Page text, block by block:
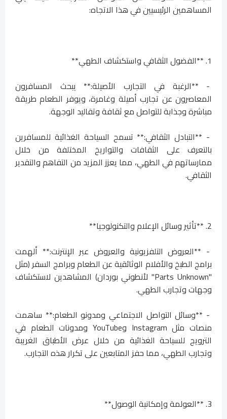
المساهمين الرئيسيين في هذا الاتجاه:
1. **الفضول الثقافي واستكشاف الطهي**
- **الرغبة في التجارب الأصيلة:** يبحث المسافرون
المعاصرون عن تجارب أصيلة وغامرة، ويوفر الطعام طريقة
مباشرة وجذابة للتواصل مع ثقافة وتقاليد الوجهة.
- **التبادل الثقافي:** تسمح السياحة الغذائية للمسافرين
بالتعرف على الثقافات والتواريخ المختلفة من خلال
ممارساتهم في الطهي، مما يعزز المزيد من التفاهم والتقدير
الثقافي.
2. **تأثير وسائل الإعلام والتكنولوجيا**
- **العروض التلفزيونية والعروض عبر الإنترنت:** ألهمت
برامج الطبخ والأفلام الوثائقية عن الطعام وبرامج السفر (مثل
"Parts Unknown" لأنطوني بوردان) المشاهدين لاستكشاف
وجهات وتجارب الطهي.
- **وسائل التواصل الاجتماعي ومدونو الطعام:** ساهمت
منصات مثل Instagram وYouTube ومدونات الطعام في
الترويج للسياحة الغذائية من خلال عرض الأطباق الغريبة
وتجارب الطهي، مما حفز المتابعين على تكرار هذه التجارب.
3. **العولمة وإمكانية الوصول**